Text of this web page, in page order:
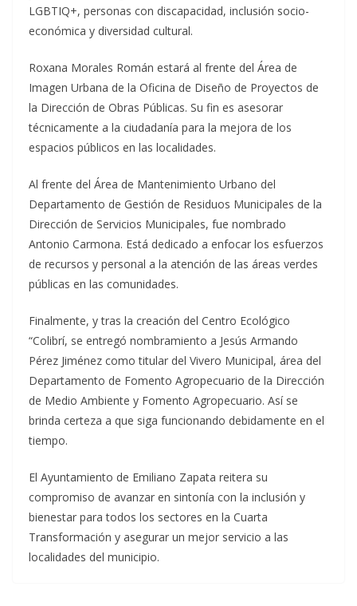
LGBTIQ+, personas con discapacidad, inclusión socio-
económica y diversidad cultural.
Roxana Morales Román estará al frente del Área de
Imagen Urbana de la Oficina de Diseño de Proyectos de
la Dirección de Obras Públicas. Su fin es asesorar
técnicamente a la ciudadanía para la mejora de los
espacios públicos en las localidades.
Al frente del Área de Mantenimiento Urbano del
Departamento de Gestión de Residuos Municipales de la
Dirección de Servicios Municipales, fue nombrado
Antonio Carmona. Está dedicado a enfocar los esfuerzos
de recursos y personal a la atención de las áreas verdes
públicas en las comunidades.
Finalmente, y tras la creación del Centro Ecológico
“Colibrí, se entregó nombramiento a Jesús Armando
Pérez Jiménez como titular del Vivero Municipal, área del
Departamento de Fomento Agropecuario de la Dirección
de Medio Ambiente y Fomento Agropecuario. Así se
brinda certeza a que siga funcionando debidamente en el
tiempo.
El Ayuntamiento de Emiliano Zapata reitera su
compromiso de avanzar en sintonía con la inclusión y
bienestar para todos los sectores en la Cuarta
Transformación y asegurar un mejor servicio a las
localidades del municipio.